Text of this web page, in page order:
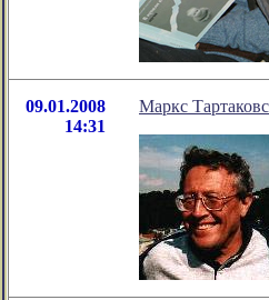
09.01.2008
14:31
Маркс